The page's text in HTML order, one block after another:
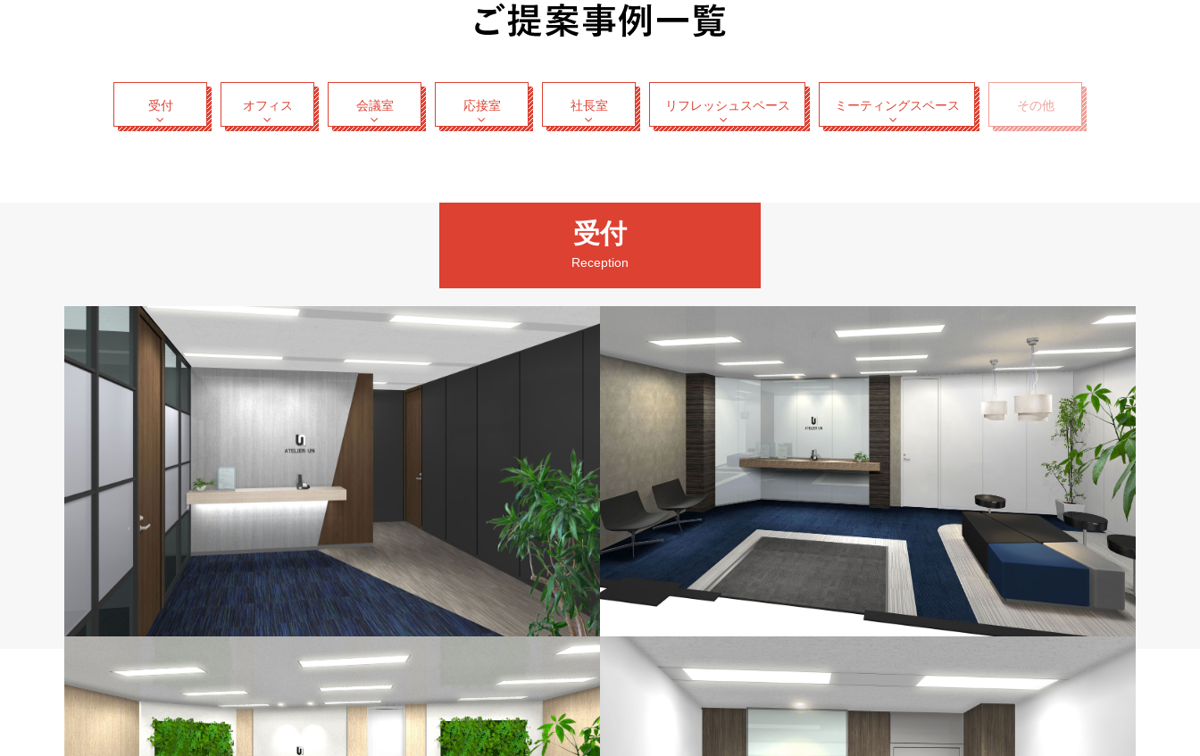
受付 オフィス 会議室 応接室 社長室 リフレッシュスペース ミーティングスペース その他
受付
Reception